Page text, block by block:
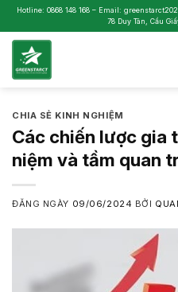
Skip
to
content
Hotline: 0868 148 168 – Email:
78 Duy Tân, Cầu
CHIA SẺ KINH NGHIỆM
Các chiến lược gia
niệm và tầm quan
ĐĂNG NGÀY 09/06/2024 BỞI